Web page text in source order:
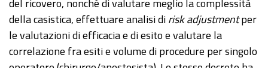
del ricovero, nonché di valutare meglio la complessità
della casistica, effettuare analisi dirisk adjustmentper
le valutazioni di efficacia e di esito e valutare la
correlazione fra esiti e volume di procedure per singolo